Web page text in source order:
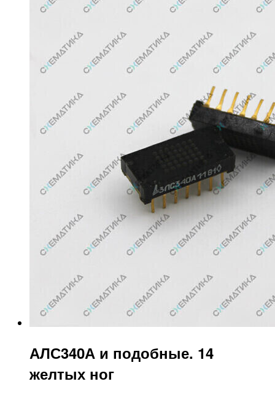
АЛС340А и подобные. 14
желтых ног